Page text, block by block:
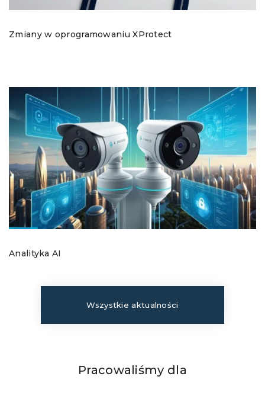
Zmiany w oprogramowaniu XProtect
Analityka AI
Wszystkie aktualności
Pracowaliśmy dla